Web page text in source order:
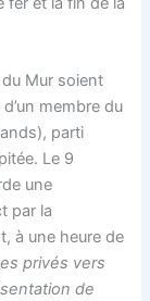
Mur soient
membre du
parti
Le 9
une
par la
à une heure de
privés vers
de